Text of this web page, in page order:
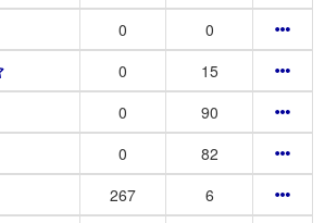
0
0
0
15
0
90
0
82
267
6